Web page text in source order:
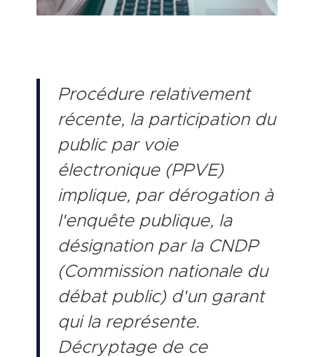
Procédure relativement
récente, la participation du
public par voie
électronique (PPVE)
implique, par dérogation à
l'enquête publique, la
désignation par la CNDP
(Commission nationale du
débat public) d'un garant
qui la représente.
Décryptage de ce